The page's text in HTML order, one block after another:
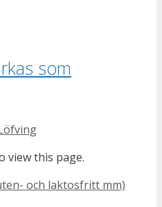
som
view this page.
och laktosfritt mm)